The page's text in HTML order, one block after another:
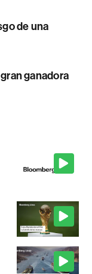
de una
ganadora